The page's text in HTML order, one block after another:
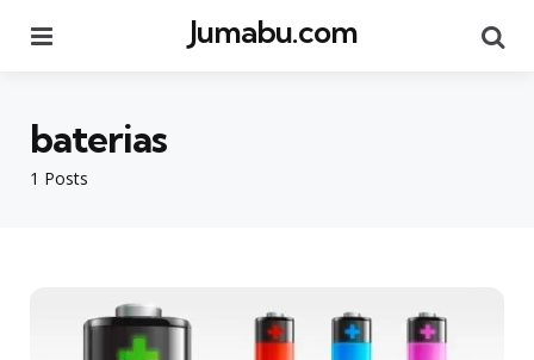
Jumabu.com
1 Posts
baterias